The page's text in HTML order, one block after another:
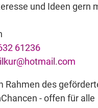
und Ideen gern
61236
Rahmen des
- offen für alle